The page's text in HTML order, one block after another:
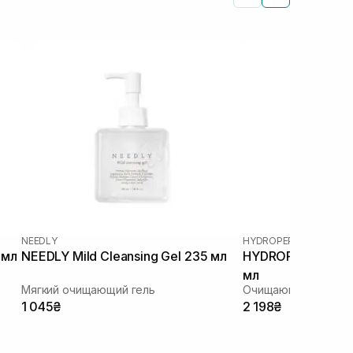
NEEDLY
NEEDLY Mild Cleansing Gel 235 мл
Мягкий очищающий гель
1 045₴
HYDROPEPTIDE
HYDROPEPTIDE
мл
Очищающий гель
2 198₴